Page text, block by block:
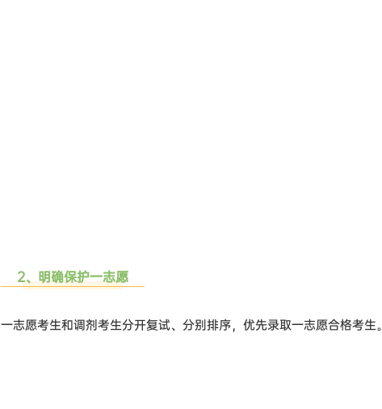
2、明确保护一志愿
一志愿考生和调剂考生分开复试、分别排序，优先录取一志愿合格考生。